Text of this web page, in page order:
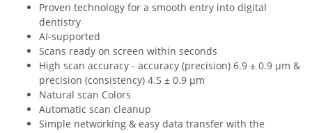
Proven technology for a smooth entry into digital
dentistry
AI-supported
Scans ready on screen within seconds
High scan accuracy - accuracy (precision) 6.9 ± 0.9 µm &
precision (consistency) 4.5 ± 0.9 µm
Natural scan Colors
Automatic scan cleanup
Simple networking & easy data transfer with the